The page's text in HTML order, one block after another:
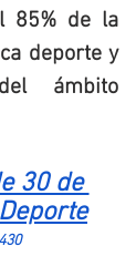
85% de la
deporte y
ámbito
30 de